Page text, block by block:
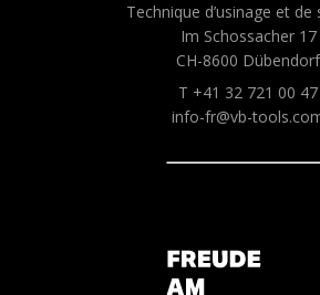
Technique d’usinage et de
Im Schossacher 17
CH-8600 Dübendorf
T +41 32 721 00 47
info-fr@vb-